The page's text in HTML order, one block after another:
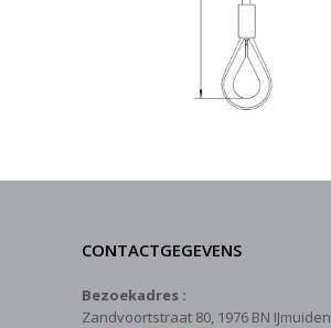
CONTACTGEGEVENS
Bezoekadres :
Zandvoortstraat 80, 1976 BN IJmuiden